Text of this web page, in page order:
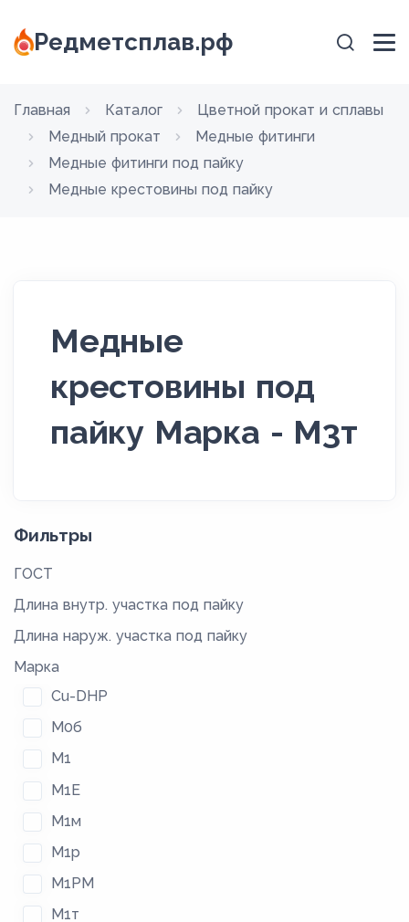
Редметсплав.рф
Главная Каталог
Цветной прокат и сплавы
Медный прокат
Медные фитинги
Медные фитинги под пайку
Медные крестовины под пайку
Медные
крестовины под
пайку Марка - М3т
Фильтры
ГОСТ
Длина внутр. участка под пайку
Длина наруж. участка под пайку
Марка
Cu-DHP
М0б
М1
М1Е
М1м
М1р
М1РМ
М1т